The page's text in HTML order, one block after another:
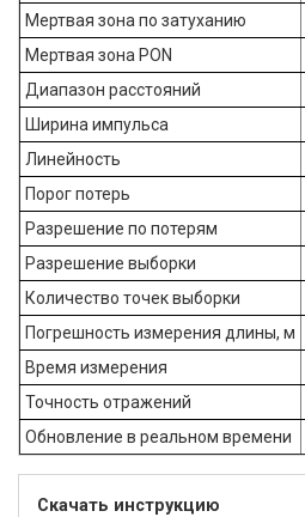
Мертвая зона по затуханию
Мертвая зона PON
Диапазон расстояний
Ширина импульса
Линейность
Порог потерь
Разрешение по потерям
Разрешение выборки
Количество точек выборки
Погрешность измерения длины, м
Время измерения
Точность отражений
Обновление в реальном времени
Скачать инструкцию